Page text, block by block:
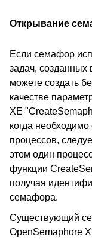
Открывание
Если семафор
задач, созданных
можете создать
качестве
XE
когда
процессов,
этом один
функции
получая
семафора.
Существующий
OpenSemaphore